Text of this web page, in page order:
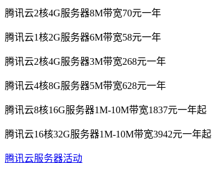
腾讯云2核4G服务器8M带宽70元一年
腾讯云1核2G服务器6M带宽58元一年
腾讯云2核4G服务器3M带宽268元一年
腾讯云4核8G服务器5M带宽628元一年
腾讯云8核16G服务器1M-10M带宽1837元一年起
腾讯云16核32G服务器1M-10M带宽3942元一年起
腾讯云服务器活动